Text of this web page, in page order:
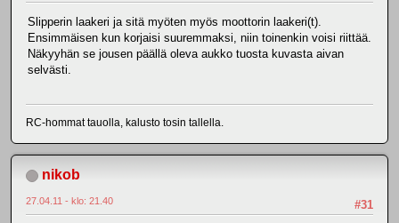
Slipperin laakeri ja sitä myöten myös moottorin laakeri(t).
Ensimmäisen kun korjaisi suuremmaksi, niin toinenkin voisi riittää.
Näkyyhän se jousen päällä oleva aukko tuosta kuvasta aivan
selvästi.
RC-hommat tauolla, kalusto tosin tallella.
nikob
#31
27.04.11 - klo: 21.40